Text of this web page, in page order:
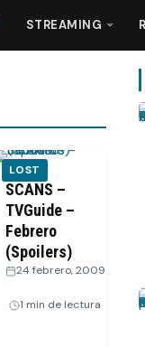
STREAMING
LOST
SCANS –
TVGuide –
Febrero
(Spoilers)
24 febrero, 2009
1 min de lectura